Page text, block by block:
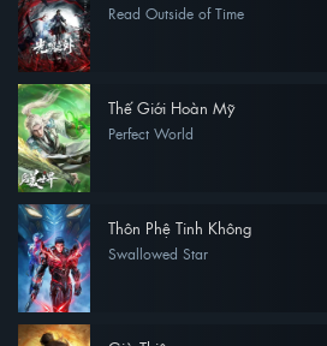
Read Outside of Time
Thế Giới Hoàn Mỹ
Perfect World
Thôn Phệ Tinh Không
Swallowed Star